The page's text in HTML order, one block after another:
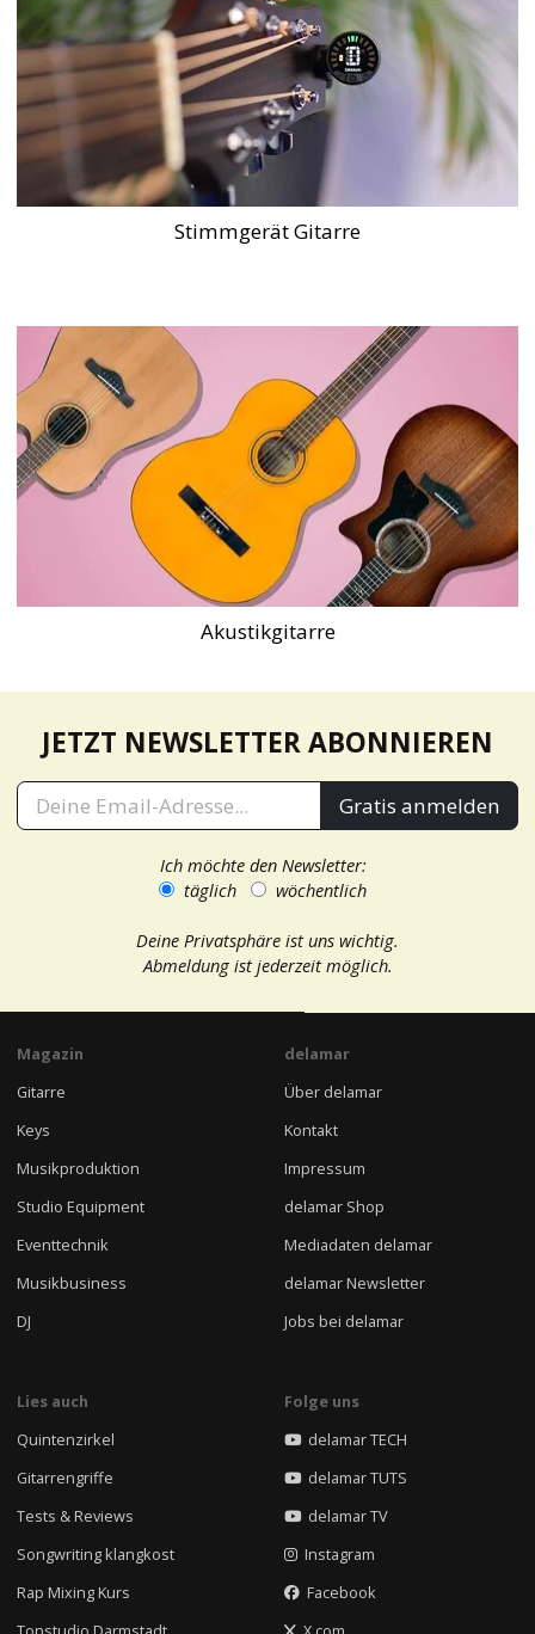
Stimmgerät Gitarre
Akustikgitarre
JETZT NEWSLETTER ABONNIEREN
Gratis anmelden
Ich möchte den Newsletter:
täglich
wöchentlich
Deine Privatsphäre ist uns wichtig.
Abmeldung ist jederzeit möglich.
Magazin
Gitarre
Keys
Musikproduktion
Studio Equipment
Eventtechnik
Musikbusiness
DJ
delamar
Über delamar
Kontakt
Impressum
delamar Shop
Mediadaten delamar
delamar Newsletter
Jobs bei delamar
Lies auch
Quintenzirkel
Gitarrengriffe
Tests & Reviews
Songwriting klangkost
Rap Mixing Kurs
Folge uns
delamar TECH
delamar TUTS
delamar TV
Instagram
Facebook